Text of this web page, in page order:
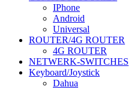
IPhone
Android
Universal
ROUTER/4G ROUTER
4G ROUTER
NETWERK-SWITCHES
Keyboard/Joystick
Dahua